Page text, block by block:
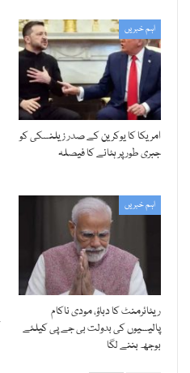
اہم خبریں
امریکا کا یوکرین کے صدر زیلنسکی کو
جبری طور پر ہٹانے کا فیصلہ
اہم خبریں
ریٹائرمنٹ کا دباؤ، مودی ناکام
پالیسیوں کی بدولت بی جے پی کیلئے
بوجھ بننے لگا